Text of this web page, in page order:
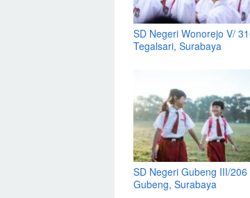
SD Negeri Wonorejo V/
Tegalsari, Surabaya
SD Negeri Gubeng III/206
Gubeng, Surabaya